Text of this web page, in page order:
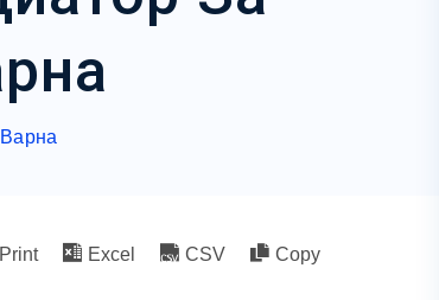
Print Excel CSV Copy